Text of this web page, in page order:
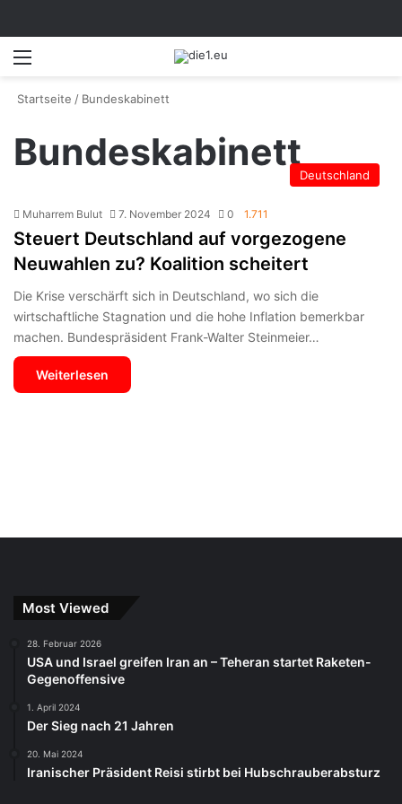
Startseite / Bundeskabinett
Bundeskabinett
Deutschland
Muharrem Bulut 7. November 2024 0 1.711
Steuert Deutschland auf vorgezogene
Neuwahlen zu? Koalition scheitert
Die Krise verschärft sich in Deutschland, wo sich die
wirtschaftliche Stagnation und die hohe Inflation bemerkbar
machen. Bundespräsident Frank-Walter Steinmeier…
Weiterlesen
Most Viewed
28. Februar 2026
USA und Israel greifen Iran an – Teheran startet Raketen-
Gegenoffensive
1. April 2024
Der Sieg nach 21 Jahren
20. Mai 2024
Iranischer Präsident Reisi stirbt bei Hubschrauberabsturz